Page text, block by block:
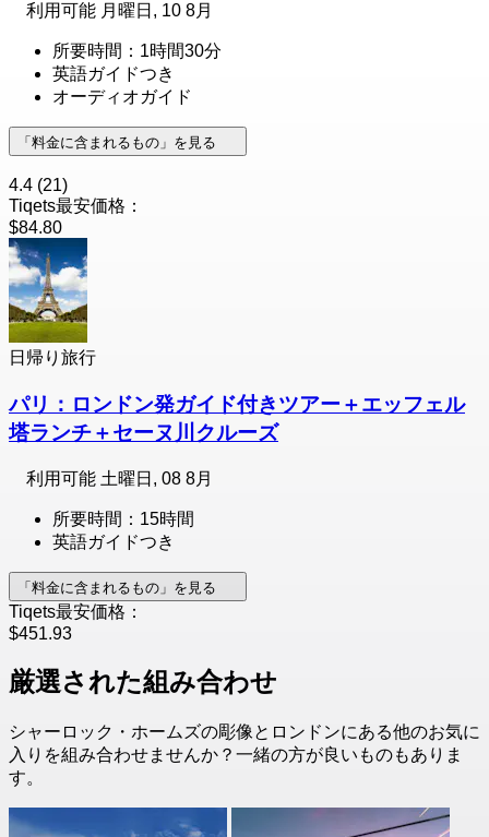
利用可能 月曜日, 10 8月
所要時間：1時間30分
英語ガイドつき
オーディオガイド
「料金に含まれるもの」を見る
4.4 (21)
Tiqets最安価格：
$84.80
日帰り旅行
パリ：ロンドン発ガイド付きツアー＋エッフェル
塔ランチ＋セーヌ川クルーズ
利用可能 土曜日, 08 8月
所要時間：15時間
英語ガイドつき
「料金に含まれるもの」を見る
Tiqets最安価格：
$451.93
厳選された組み合わせ
シャーロック・ホームズの彫像とロンドンにある他のお気に
入りを組み合わせませんか？一緒の方が良いものもありま
す。